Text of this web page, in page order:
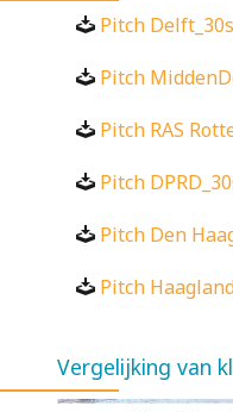
Pitch
Pitch
Pitch RAS
Pitch
Pitch Den
Pitch
Vergelijking van